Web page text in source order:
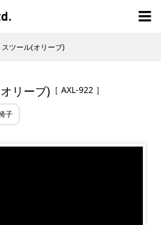

スツール(オリーブ)
リーブ) ［ AXL-922 ］
子